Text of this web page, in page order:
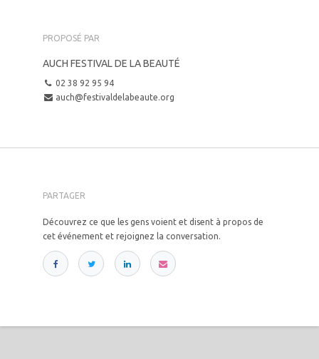
PROPOSÉ PAR
AUCH FESTIVAL DE LA BEAUTÉ
02 38 92 95 94
auch@festivaldelabeaute.org
PARTAGER
Découvrez ce que les gens voient et disent à propos de
cet événement et rejoignez la conversation.